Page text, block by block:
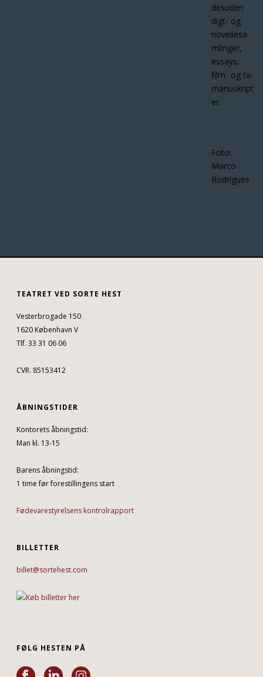
desuden
digt- og
novellesa
mlinger,
essays,
film- og tv-
manuskript
er.
Foto:
Marco
Rodrigues
TEATRET VED SORTE HEST
Vesterbrogade 150
1620 København V
Tlf. 33 31 06 06
CVR. 85153412
ÅBNINGSTIDER
Kontorets åbningstid:
Man kl. 13-15
Barens åbningstid:
1 time før forestillingens start
Fødevarestyrelsens kontrolrapport
BILLETTER
billet@sortehest.com
FØLG HESTEN PÅ